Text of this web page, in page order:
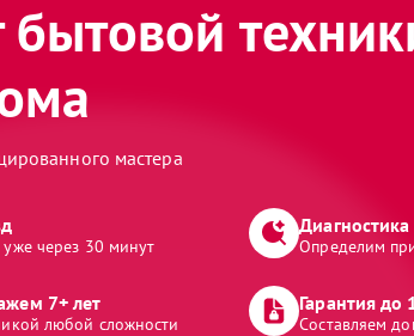
мастера
через 30 минут Определим
7+ лет
любой сложности
Гарантия до
Составляем